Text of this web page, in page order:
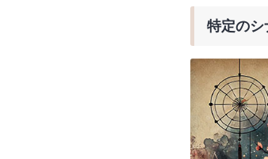
特定のシ